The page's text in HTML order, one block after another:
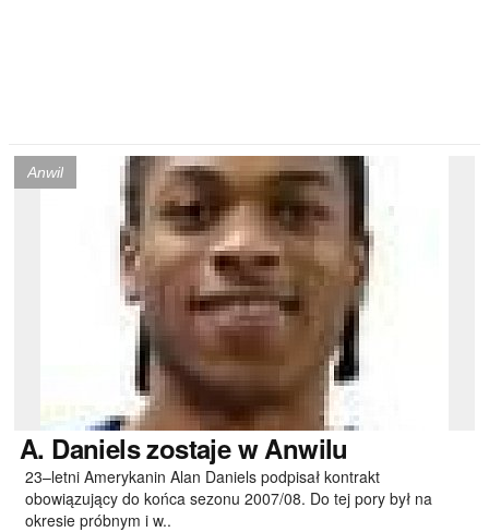
Anwil
A. Daniels zostaje w Anwilu
23–letni Amerykanin Alan Daniels podpisał kontrakt
obowiązujący do końca sezonu 2007/08. Do tej pory był na
okresie próbnym i w..